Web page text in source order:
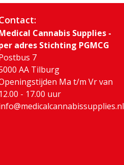
Cannabis Supplies -
adres Stichting PGMCG
7
AA Tilburg
Ma t/m Vr van
12.00 - 17.00 uur